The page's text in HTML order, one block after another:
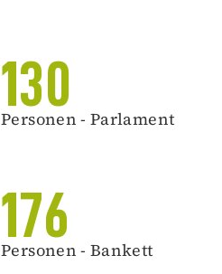
130
Personen - Parlament
176
Personen - Bankett